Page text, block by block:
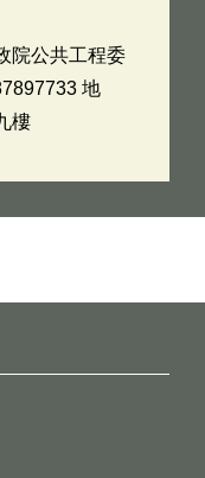
院公共工程委
地
樓